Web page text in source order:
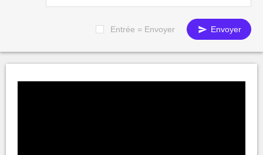
Entrée = Envoyer Envoyer